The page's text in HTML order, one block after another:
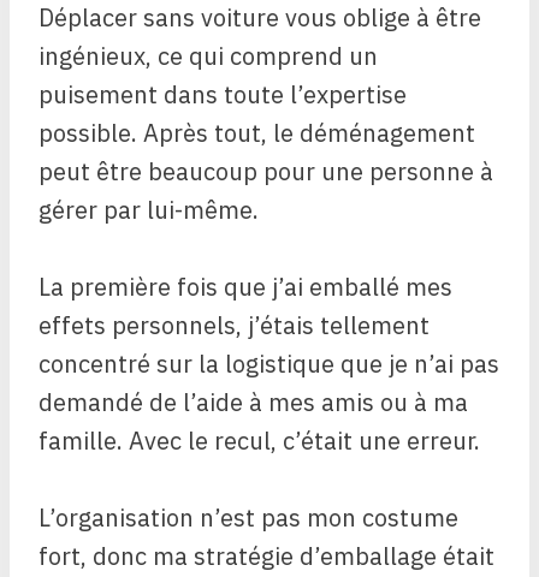
Déplacer sans voiture vous oblige à être
ingénieux, ce qui comprend un
puisement dans toute l’expertise
possible. Après tout, le déménagement
peut être beaucoup pour une personne à
gérer par lui-même.
La première fois que j’ai emballé mes
effets personnels, j’étais tellement
concentré sur la logistique que je n’ai pas
demandé de l’aide à mes amis ou à ma
famille. Avec le recul, c’était une erreur.
L’organisation n’est pas mon costume
fort, donc ma stratégie d’emballage était